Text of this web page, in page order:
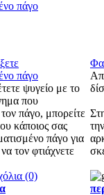
πάγο
ψυγείο με το
που
πάγο, μπορείτε
κάποιος σας
πάγο για
τον φτιάχνετε
(0)